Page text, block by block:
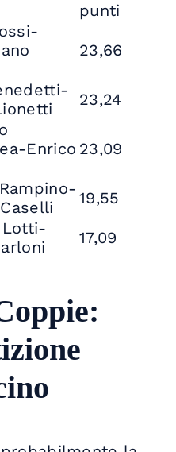
punti
23,66
23,24
Enrico 23,09
19,55
Lotti-
17,09